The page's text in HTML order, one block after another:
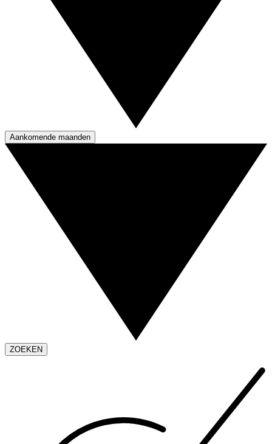
Aankomende maanden
ZOEKEN